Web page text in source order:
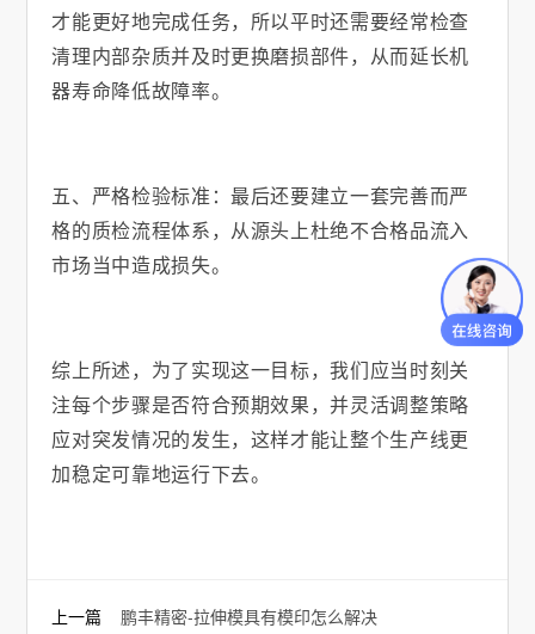
才能更好地完成任务，所以平时还需要经常检查
清理内部杂质并及时更换磨损部件，从而延长机
器寿命降低故障率。
五、严格检验标准：最后还要建立一套完善而严
格的质检流程体系，从源头上杜绝不合格品流入
市场当中造成损失。
综上所述，为了实现这一目标，我们应当时刻关
注每个步骤是否符合预期效果，并灵活调整策略
应对突发情况的发生，这样才能让整个生产线更
加稳定可靠地运行下去。
上一篇鹏丰精密-拉伸模具有模印怎么解决